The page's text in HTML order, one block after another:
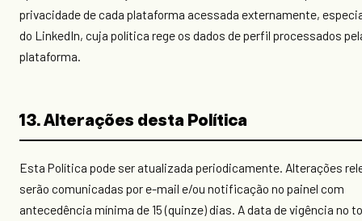
privacidade de cada plataforma acessada externamente,
do LinkedIn, cuja política rege os dados de perfil processados
plataforma.
13. Alterações desta Política
Esta Política pode ser atualizada periodicamente. Alterações
serão comunicadas por e-mail e/ou notificação no painel com
antecedência mínima de 15 (quinze) dias. A data de vigência no